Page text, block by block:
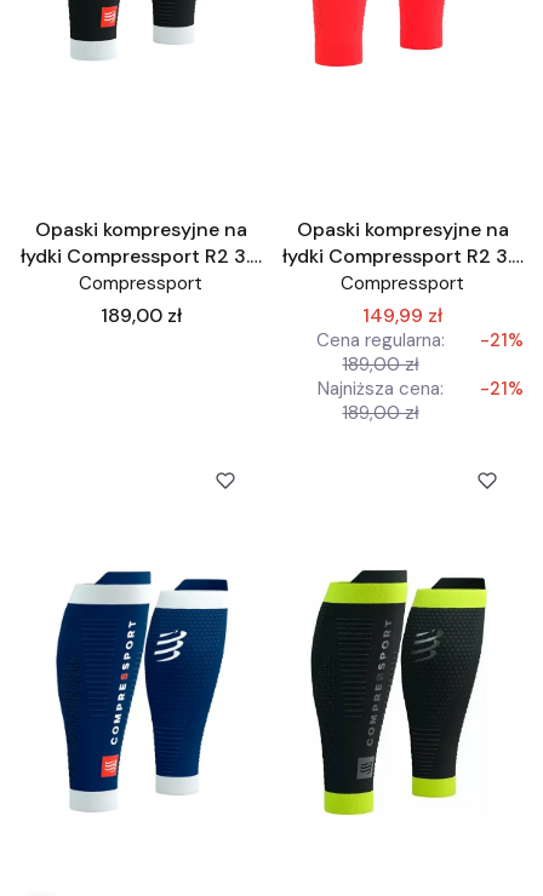
Opaski kompresyjne na
łydki Compressport R2 3.0
czarne
Compressport
Cena
189,00 zł
Opaski kompresyjne na
łydki Compressport R2 3.0
czerwone jaskrawe
Compressport
149,99 zł
Cena regularna:
189,00 zł
-21%
Najniższa cena:
189,00 zł
-21%